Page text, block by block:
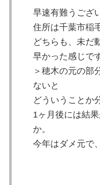
早速有難うござ
住所は千葉市稲
どちらも、未だ
早かった感じで
＞穂木の元の部
ないと
どういうことか
1ヶ月後には結
か。
今年はダメ元で